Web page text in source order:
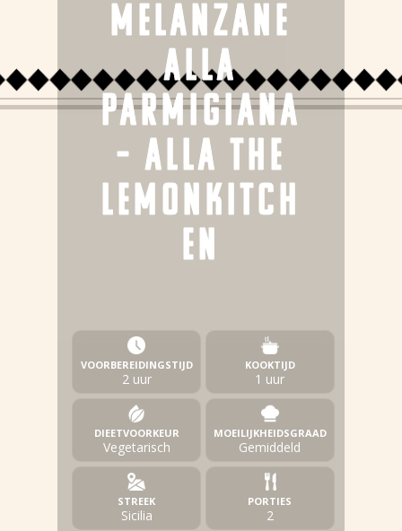
MELANZANE
ALLA
PARMIGIANA
– ALLA THE
LEMONKITCH
EN
VOORBEREIDINGSTIJD
2 uur
KOOKTIJD
1 uur
DIEETVOORKEUR
Vegetarisch
MOEILIJKHEIDSGRAAD
Gemiddeld
STREEK
Sicilia
PORTIES
2